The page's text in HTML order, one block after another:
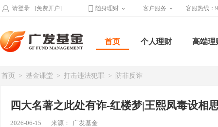
请登录 [免费开户] 随身理财 客户服务 客服热线：
首页 个人理财 高端理
首页 > 基金课堂 > 打击违法犯罪 > 防非反诈
四大名著之此处有诈-红楼梦|王熙凤毒设相
2026-06-15 来源： 广发基金